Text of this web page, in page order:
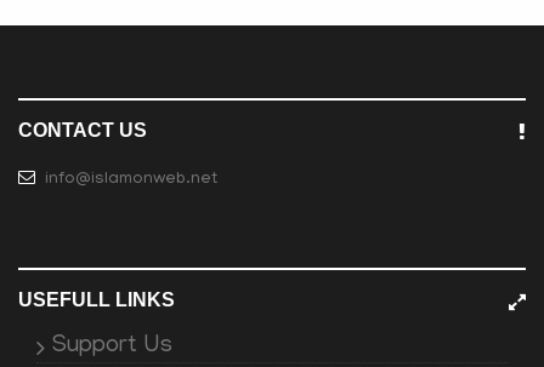
CONTACT US
info@islamonweb.net
USEFULL LINKS
Support Us